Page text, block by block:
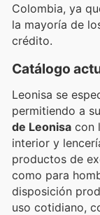
Colombia, ya
la mayoría de
crédito.
Catálogo
Leonisa se
permitiendo a
de Leonisa con
interior y
productos de
como para
disposición
uso cotidiano,